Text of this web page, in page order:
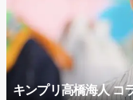
キンプリ高橋海人 コ